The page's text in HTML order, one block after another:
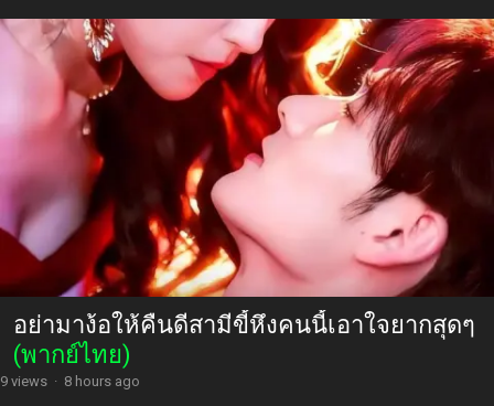
อย่ามาง้อให้คืนดีสามีขี้หึงคนนี้เอาใจยากสุดๆ
(พากย์ไทย)
9 views · 8 hours ago